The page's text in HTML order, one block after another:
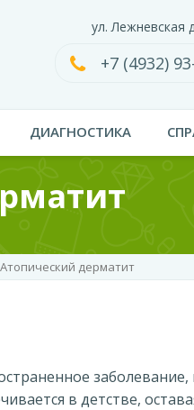
ул. Лежневская
+7 (4932)
ДИАГНОСТИКА
Атопический дерматит
в детстве,